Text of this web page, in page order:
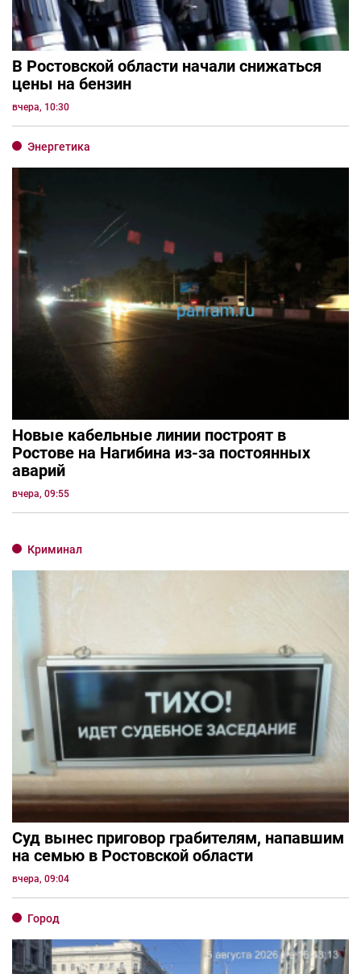
В Ростовской области начали снижаться
цены на бензин
вчера, 10:30
Энергетика
Новые кабельные линии построят в
Ростове на Нагибина из-за постоянных
аварий
вчера, 09:55
Криминал
Суд вынес приговор грабителям, напавшим
на семью в Ростовской области
вчера, 09:04
Город